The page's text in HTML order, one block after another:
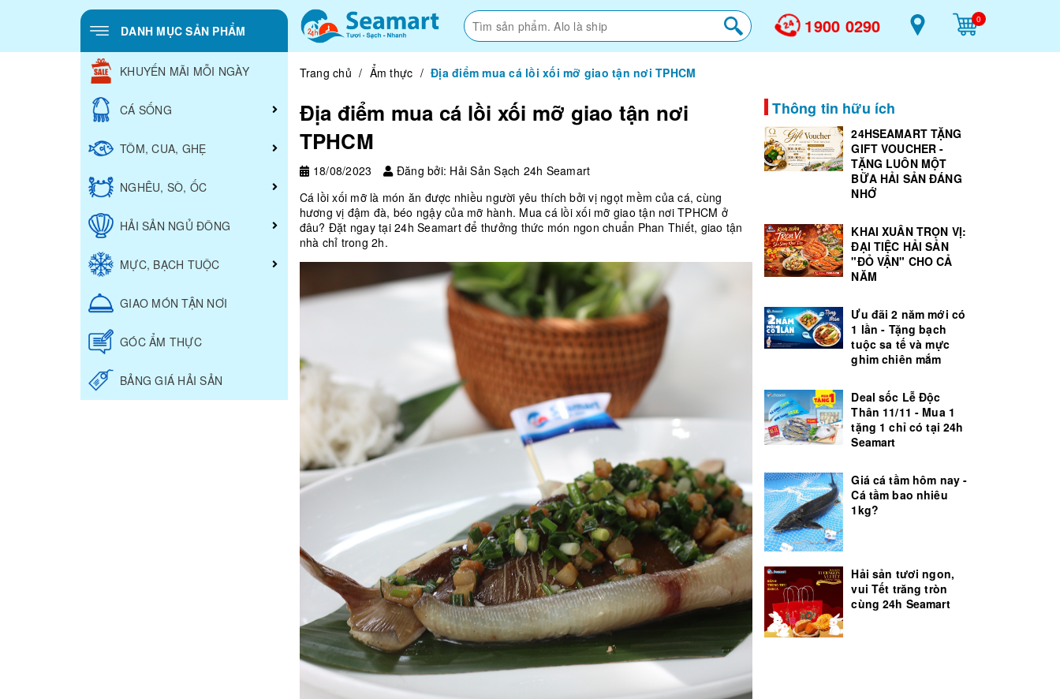
DANH MỤC SẢN PHẨM
KHUYẾN MÃI MỖI NGÀY
CÁ SỐNG
TÔM, CUA, GHẸ
NGHÊU, SÒ, ỐC
HẢI SẢN NGỦ ĐÔNG
MỰC, BẠCH TUỘC
GIAO MÓN TẬN NƠI
GÓC ẨM THỰC
BẢNG GIÁ HẢI SẢN
1900 0290 0
Trang chủ / Ẩm thực / Địa điểm mua cá lồi xối mỡ giao tận nơi TPHCM
Địa điểm mua cá lồi xối mỡ giao tận nơi
TPHCM
18/08/2023
Đăng bởi: Hải Sản Sạch 24h Seamart
Cá lồi xối mỡ là món ăn được nhiều người yêu thích bởi vị ngọt mềm của cá, cùng
hương vị đậm đà, béo ngậy của mỡ hành. Mua cá lồi xối mỡ giao tận nơi TPHCM ở
đâu? Đặt ngay tại 24h Seamart để thưởng thức món ngon chuẩn Phan Thiết, giao tận
nhà chỉ trong 2h.
Thông tin hữu ích
24HSEAMART TẶNG
GIFT VOUCHER -
TẶNG LUÔN MỘT
BỮA HẢI SẢN ĐÁNG
NHỚ
KHAI XUÂN TRỌN VỊ:
ĐẠI TIỆC HẢI SẢN
"ĐỎ VẬN" CHO CẢ
NĂM
Ưu đãi 2 năm mới có
1 lần - Tặng bạch
tuộc sa tế và mực
ghim chiên mắm
Deal sốc Lễ Độc
Thân 11/11 - Mua 1
tặng 1 chỉ có tại 24h
Seamart
Giá cá tầm hôm nay -
Cá tầm bao nhiêu
1kg?
Hải sản tươi ngon,
vui Tết trăng tròn
cùng 24h Seamart